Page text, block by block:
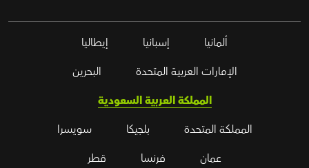
ألمانيا إسبانيا
إيطاليا
الإمارات العربية المتحدة
البحرين
المملكة العربية السعودية
المملكة المتحدة
بلجيكا
سويسرا
عمان
فرنسا قطر